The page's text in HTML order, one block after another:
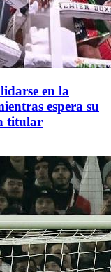
en la
espera su
titular